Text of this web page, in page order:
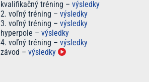
kvalifikačný tréning – výsledky
2. voľný tréning – výsledky
3. voľný tréning – výsledky
hyperpole – výsledky
4. voľný tréning – výsledky
závod – výsledky